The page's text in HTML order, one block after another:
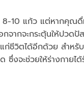
ะ 8-10 แก้ว แต่หากคุ
จากจะกระตุ้นให้ปวดปั
ก่ชีวิตได้อีกด้วย สำหรั
ซึ่งจะช่วยให้ร่างกายไ